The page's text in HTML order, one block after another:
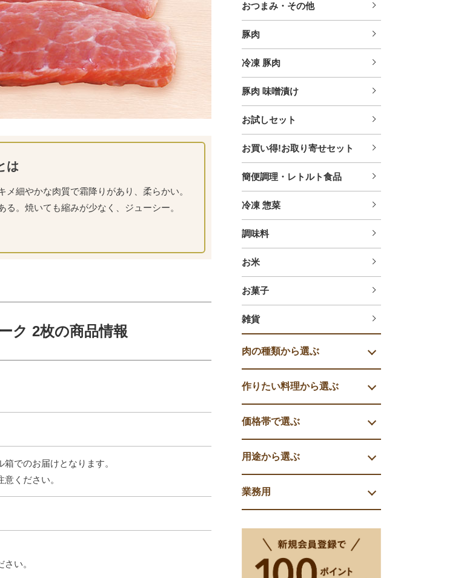
おつまみ・その他
豚肉
冷凍 豚肉
豚肉 味噌漬け
お試しセット
お買い得!お取り寄せセット
簡便調理・レトルト食品
冷凍 惣菜
調味料
お米
お菓子
雑貨
肉の種類から選ぶ
作りたい料理から選ぶ
価格帯で選ぶ
用途から選ぶ
業務用
は
メ細やかな肉質で霜降りがあり、柔らかい。
る。焼いても縮みが少なく、ジューシー。
ク 2枚の商品情報
でのお届けとなります。
ください。
い。